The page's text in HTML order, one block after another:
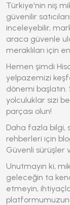
Türkiye'nin niş
güvenilir
inceleyebilir,
araca güvenle
meraklıları için
Hemen şimdi
yelpazemizi
dönemi
yolculuklar sizi
parçası olun!
Daha fazla bilgi,
rehberleri için
Güvenli sürüşler
Unutmayın ki,
geleceğin ta
etmeyin,
platformumuzun